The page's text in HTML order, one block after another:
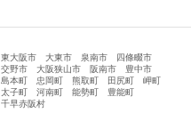
東大阪市 大東市 泉南市
四條畷市
交野市
大阪狭山市 阪南市
豊中市
島本町
忠岡町 熊取町 田尻町
岬町
太子町
河南町 能勢町
豊能町
千早赤阪村